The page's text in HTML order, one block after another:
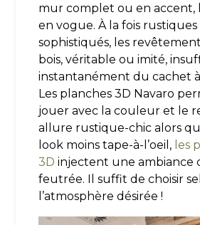
mur complet ou en accent,
en vogue. À la fois rustiques
sophistiqués, les
bois, véritable ou imité,
instantanément du cachet
Les planches 3D Navaro
jouer avec la couleur et le
allure rustique-chic alors
look moins tape-à-l’oeil, les
3D injectent une ambiance
feutrée. Il suffit de choisir
l’atmosphère désirée !